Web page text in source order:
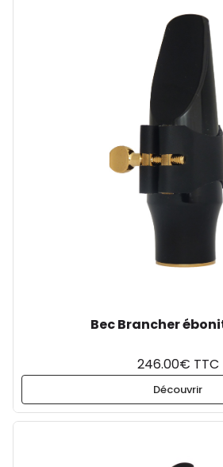
Bec Brancher
246.00€ TTC
Découvrir